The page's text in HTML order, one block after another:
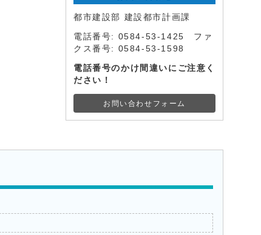
都市建設部 建設都市計画課
電話番号: 0584-53-1425 ファ
クス番号: 0584-53-1598
電話番号のかけ間違いにご注意く
ださい！
お問い合わせフォーム